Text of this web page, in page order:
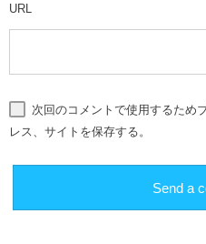
URL
次回のコメントで使用するため
レス、サイトを保存する。